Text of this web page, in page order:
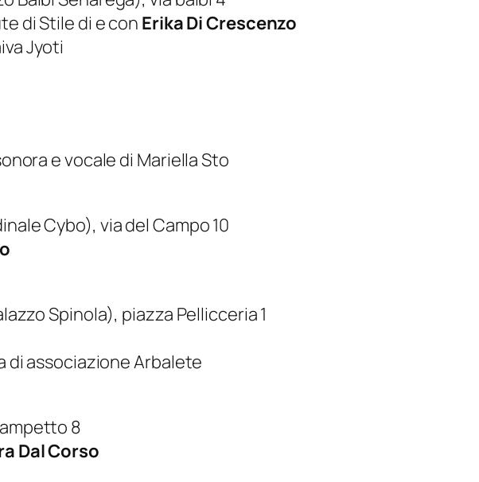
di Stile di e con Erika Di Crescenzo
Jyoti
e vocale di Mariella Sto
Cybo), via del Campo 10
Spinola), piazza Pellicceria 1
di associazione Arbalete
8
Dal Corso